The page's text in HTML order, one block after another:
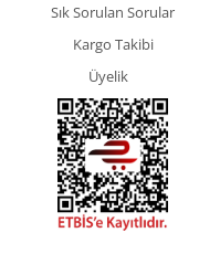
Sık Sorulan Sorular
Kargo Takibi
Üyelik